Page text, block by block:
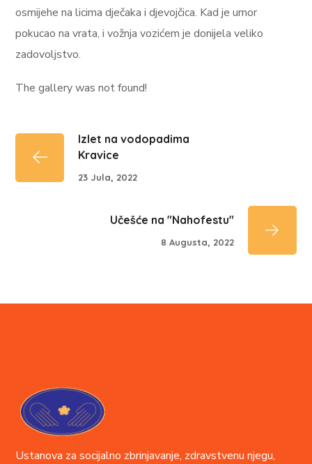
osmijehe na licima dječaka i djevojčica. Kad je umor
pokucao na vrata, i vožnja vozićem je donijela veliko
zadovoljstvo.
The gallery was not found!
Izlet na vodopadima
Kravice
23 Jula, 2022
Učešće na "Nahofestu"
8 Augusta, 2022
Ustanova za socijalno zbrinjavanje, zdravstvenu njegu,